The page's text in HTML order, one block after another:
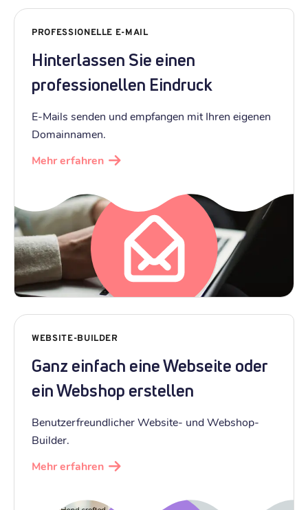
PROFESSIONELLE E-MAIL
Hinterlassen Sie einen
professionellen Eindruck
E-Mails senden und empfangen mit Ihren eigenen
Domainnamen.
Mehr erfahren
WEBSITE-BUILDER
Ganz einfach eine Webseite oder
ein Webshop erstellen
Benutzerfreundlicher Website- und Webshop-
Builder.
Mehr erfahren